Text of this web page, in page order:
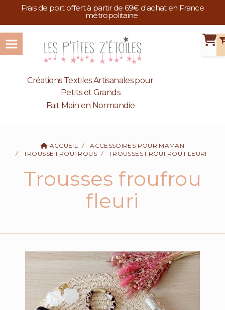
Frais de port offert à partir de 69€ d'achat en France
métropolitaine
Créations Textiles Artisanales pour
Petits et Grands
Fait Main en Normandie
ACCUEIL
ACCESSOIRES POUR MAMAN
TROUSSE FROUFROUS
TROUSSES FROUFROU FLEURI
Trousses froufrou
fleuri
Panneau de gestion des cookies